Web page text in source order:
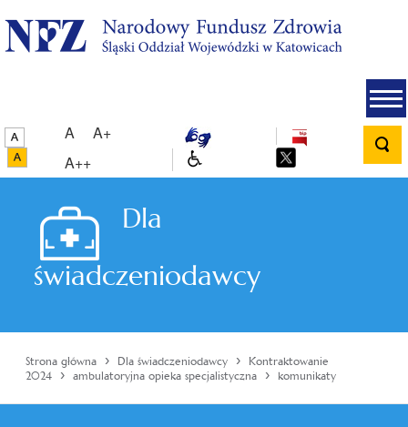
A
A+
A++
Dla
świadczeniodawcy
Strona główna › Dla świadczeniodawcy › Kontraktowanie
2024
› ambulatoryjna opieka specjalistyczna › komunikaty